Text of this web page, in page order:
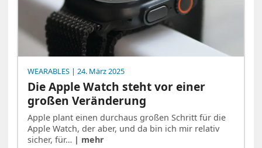
WEARABLES | 24. März 2025
Die Apple Watch steht vor einer
großen Veränderung
Apple plant einen durchaus großen Schritt für die
Apple Watch, der aber, und da bin ich mir relativ
sicher, für… | mehr